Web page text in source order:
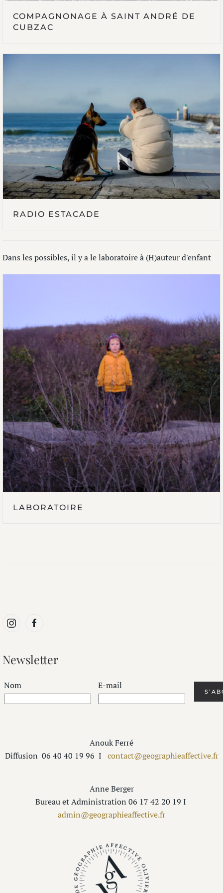
COMPAGNONAGE À SAINT ANDRÉ DE
CUBZAC
RADIO ESTACADE
Dans les possibles, il y a le laboratoire à (H)auteur d'enfant
LABORATOIRE
Newsletter
Nom E-mail
Anouk Ferré
Diffusion 06 40 40 19 96 I contact@geographieaffective.fr
Anne Berger
Bureau et Administration 06 17 42 20 19 I
admin@geographieaffective.fr